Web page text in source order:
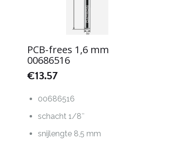
PCB-frees 1,6 mm
00686516
€13.57
00686516
schacht 1/8″
snijlengte 8,5 mm